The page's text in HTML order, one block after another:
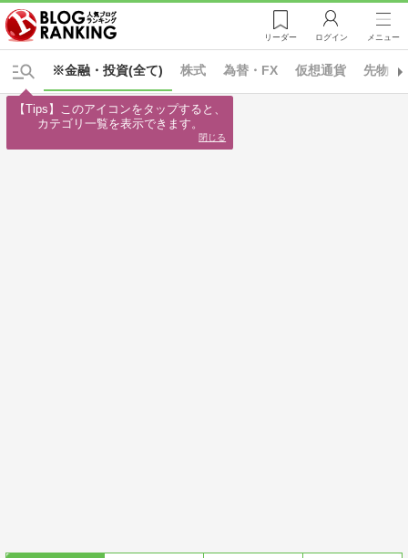
リーダー ログイン メニュー
※金融・投資(全て) 株式 為替・FX 仮想通貨 先物・
【Tips】このアイコンをタップすると、
カテゴリ一覧を表示できます。
閉じる